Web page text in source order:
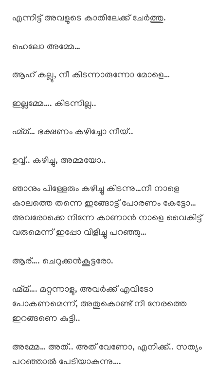
എന്നിട്ട് അവളുടെ കാതിലേക്ക് ചേർത്തു.
ഹെലോ അമ്മേ…
ആഹ് കല്ലു, നീ കിടന്നാരുന്നോ മോളെ…
ഇല്ലമ്മേ…. കിടന്നില്ല..
ഹ്മ്മ്… ഭക്ഷണം കഴിച്ചോ നീയ്..
ഉവ്വ്.. കഴിച്ചു, അമ്മയോ..
ഞാനും പിള്ളേരും കഴിച്ചു കിടന്നു…നീ നാളെ
കാലത്തെ തന്നെ ഇങ്ങോട്ട് പോരണം കേട്ടോ…
അവരോക്കെ നിന്നേ കാണാൻ നാളെ വൈകിട്ട്
വരുമെന്ന് ഇപ്പോ വിളിച്ചു പറഞ്ഞു…
ആര്…. ചെറുക്കൻകൂട്ടരോ.
ഹ്മ്മ്…. മറ്റന്നാളു, അവർക്ക് എവിടോ
പോകണമെന്ന്, അതുകൊണ്ട് നീ നേരത്തെ
ഇറങ്ങണെ കുട്ടി..
അമ്മേ… അത്.. അത് വേണോ, എനിക്ക്.. സത്യം
പറഞ്ഞാൽ പേടിയാകുന്നു….